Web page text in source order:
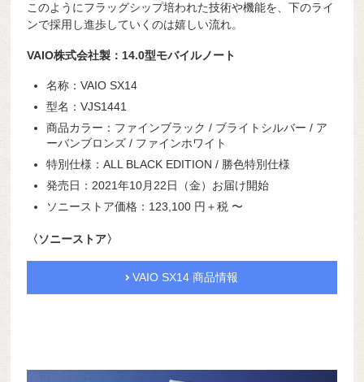
このようにフラッグシップ培われた技術や機能を、下のライ
ンで採用し進歩していくのは嬉しい流れ。
VAIO株式会社製：14.0型モバイルノート
名称：VAIO SX14
型名：VJS1441
商品カラー：ファインブラック / ブライトシルバー / ア
ーバンブロンズ / ファインホワイト
特別仕様：ALL BLACK EDITION / 勝色特別仕様
発売日：2021年10月22日（金）お届け開始
ソニーストア価格：123,100 円 ＋税 〜
〈ソニーストア〉
VAIO SX14 商品情報